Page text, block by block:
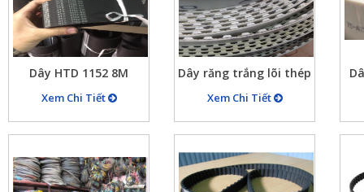
Dây HTD 1152 8M
curoa đai răng, dây
curoa 8M 1152
Xem Chi Tiết
Dây răng trắng lõi thép
chất liệu PU
Xem Chi Tiết